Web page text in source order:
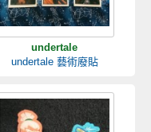
undertale
undertale 藝術廢貼